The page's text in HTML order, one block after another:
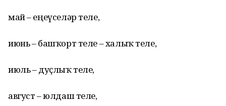
май – еңеүселәр теле,
июнь – башҡорт теле – халыҡ теле,
июль – дуҫлыҡ теле,
август – юлдаш теле,